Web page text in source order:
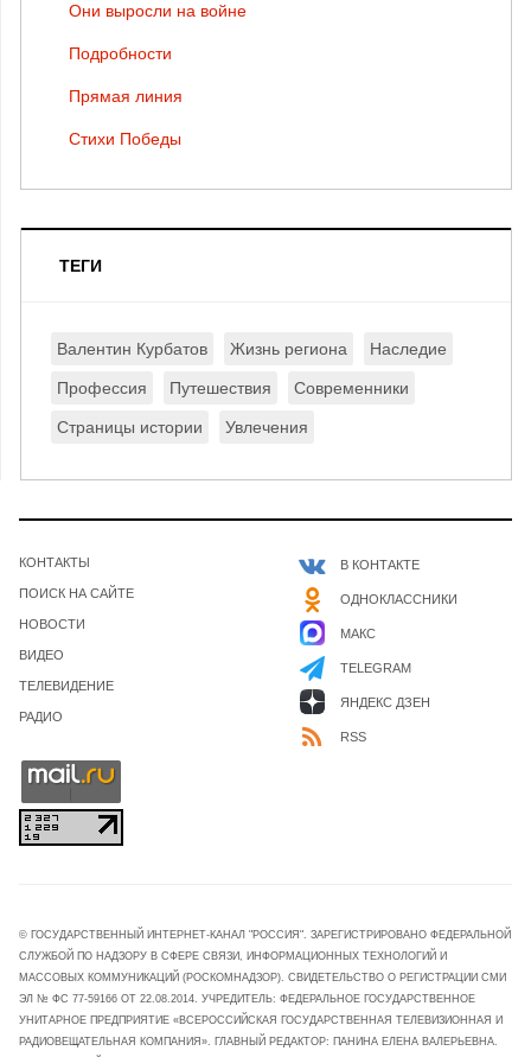
Они выросли на войне
Подробности
Прямая линия
Стихи Победы
ТЕГИ
Валентин Курбатов Жизнь региона Наследие
Профессия Путешествия Современники
Страницы истории Увлечения
КОНТАКТЫ
ПОИСК НА САЙТЕ
НОВОСТИ
ВИДЕО
ТЕЛЕВИДЕНИЕ
РАДИО
В КОНТАКТЕ
ОДНОКЛАССНИКИ
МАКС
TELEGRAM
ЯНДЕКС ДЗЕН
RSS
© ГОСУДАРСТВЕННЫЙ ИНТЕРНЕТ-КАНАЛ "РОССИЯ". ЗАРЕГИСТРИРОВАНО ФЕДЕРАЛЬНОЙ
СЛУЖБОЙ ПО НАДЗОРУ В СФЕРЕ СВЯЗИ, ИНФОРМАЦИОННЫХ ТЕХНОЛОГИЙ И
МАССОВЫХ КОММУНИКАЦИЙ (РОСКОМНАДЗОР). СВИДЕТЕЛЬСТВО О РЕГИСТРАЦИИ СМИ
ЭЛ № ФС 77-59166 ОТ 22.08.2014. УЧРЕДИТЕЛЬ: ФЕДЕРАЛЬНОЕ ГОСУДАРСТВЕННОЕ
УНИТАРНОЕ ПРЕДПРИЯТИЕ «ВСЕРОССИЙСКАЯ ГОСУДАРСТВЕННАЯ ТЕЛЕВИЗИОННАЯ И
РАДИОВЕЩАТЕЛЬНАЯ КОМПАНИЯ». ГЛАВНЫЙ РЕДАКТОР: ПАНИНА ЕЛЕНА ВАЛЕРЬЕВНА.